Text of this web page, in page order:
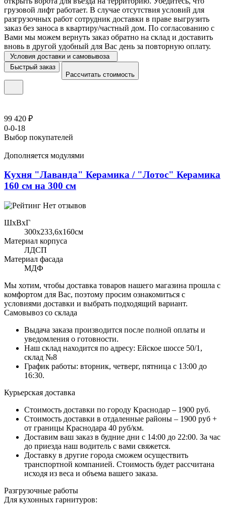
грузовой лифт работает. В случае отсутствия условий для
разгрузочных работ сотрудник доставки в праве выгрузить
заказ без заноса в квартиру/частный дом. По согласованию с
Вами мы можем вернуть заказ обратно на склад и доставить
вновь в другой удобный для Вас день за повторную оплату.
Условия доставки и самовывоза
Быстрый заказ
Рассчитать стоимость
99 420 ₽
0-0-18
Выбор покупателей
Дополняется модулями
Кухня "Лаванда" Керамика / "Лотос" Керамика
160 см на 300 см
Нет отзывов
ШхВхГ
300x233,6х160см
Материал корпуса
ЛДСП
Материал фасада
МДФ
Мы хотим, чтобы доставка товаров нашего магазина прошла с
комфортом для Вас, поэтому просим ознакомиться с
условиями доставки и выбрать подходящий вариант.
Самовывоз со склада
Выдача заказа производится после полной оплаты и
уведомления о готовности.
Наш склад находится по адресу: Ейское шоссе 50/1,
склад №8
График работы: вторник, четверг, пятница с 13:00 до
16:30.
Курьерская доставка
Стоимость доставки по городу Краснодар – 1900 руб.
Стоимость доставки в отдаленные районы – 1900 руб +
от границы Краснодара 40 руб/км.
Доставим ваш заказ в будние дни с 14:00 до 22:00. За час
до приезда наш водитель с вами свяжется.
Доставку в другие города сможем осуществить
транспортной компанией. Стоимость будет рассчитана
исходя из веса и объема вашего заказа.
Разгрузочные работы
Для кухонных гарнитуров: